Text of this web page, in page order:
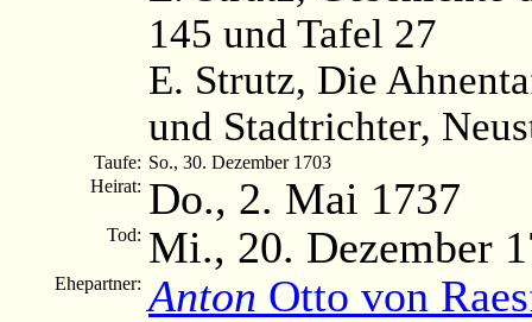
145 und Tafel 27
E. Strutz, Die
und Stadtrichter,
Taufe: So., 30. Dezember 1703
Heirat: Do., 2. Mai 1737
Tod: Mi., 20. Dezember
Ehepartner: Anton Otto von